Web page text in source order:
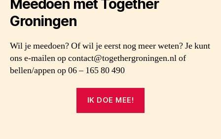
Meedoen met Together
Groningen
Wil je meedoen? Of wil je eerst nog meer weten? Je kunt
ons e-mailen opcontact@togethergroningen.nlof
bellen/appen op 06 – 165 80 490
IK DOE MEE!